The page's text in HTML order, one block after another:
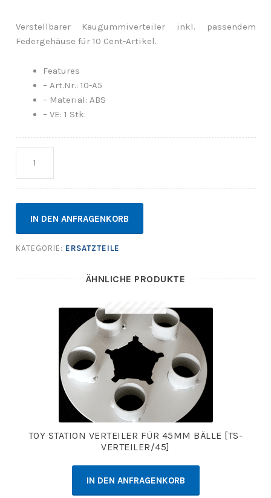
Verstellbarer Kaugummiverteiler inkl. passendem
Federgehäuse für 10 Cent-Artikel.
Features
– Art.Nr.: 10-A5
– Material: ABS
– VE: 1 Stk.
IN DEN ANFRAGENKORB
KATEGORIE: ERSATZTEILE
ÄHNLICHE PRODUKTE
TOY STATION VERTEILER FÜR 45MM BÄLLE [TS-
VERTEILER/45]
IN DEN ANFRAGENKORB